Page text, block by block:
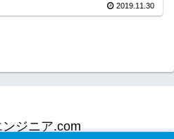
2019.11.30
ジニア.com